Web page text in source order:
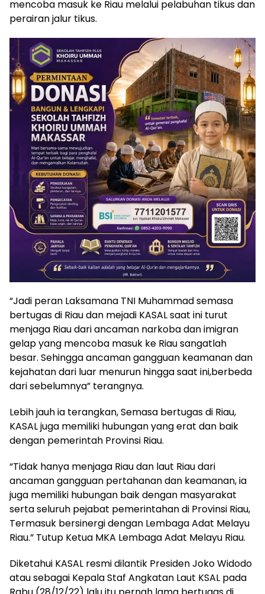
mencoba masuk ke Riau melalui pelabuhan tikus dan
perairan jalur tikus.
“Jadi peran Laksamana TNI Muhammad semasa
bertugas di Riau dan mejadi KASAL saat ini turut
menjaga Riau dari ancaman narkoba dan imigran
gelap yang mencoba masuk ke Riau sangatlah
besar. Sehingga ancaman gangguan keamanan dan
kejahatan dari luar menurun hingga saat ini,berbeda
dari sebelumnya” terangnya.
Lebih jauh ia terangkan, Semasa bertugas di Riau,
KASAL juga memiliki hubungan yang erat dan baik
dengan pemerintah Provinsi Riau.
“Tidak hanya menjaga Riau dan laut Riau dari
ancaman gangguan pertahanan dan keamanan, ia
juga memiliki hubungan baik dengan masyarakat
serta seluruh pejabat pemerintahan di Provinsi Riau,
Termasuk bersinergi dengan Lembaga Adat Melayu
Riau.” Tutup Ketua MKA Lembaga Adat Melayu Riau.
Diketahui KASAL resmi dilantik Presiden Joko Widodo
atau sebagai Kepala Staf Angkatan Laut KSAL pada